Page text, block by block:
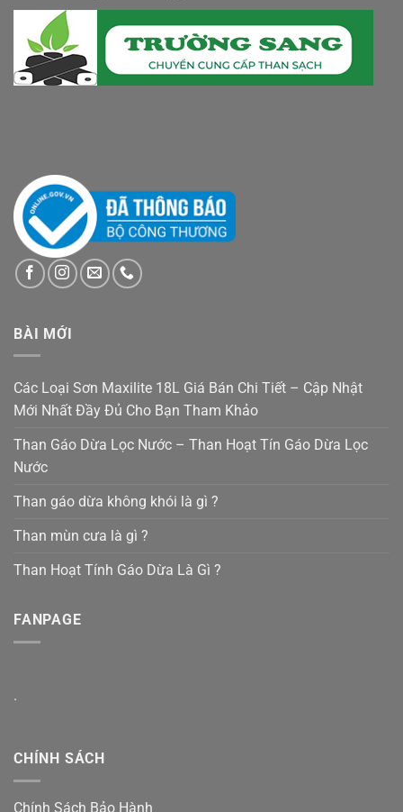
BÀI MỚI
Các Loại Sơn Maxilite 18L Giá Bán Chi Tiết – Cập Nhật
Mới Nhất Đầy Đủ Cho Bạn Tham Khảo
Than Gáo Dừa Lọc Nước – Than Hoạt Tín Gáo Dừa Lọc
Nước
Than gáo dừa không khói là gì ?
Than mùn cưa là gì ?
Than Hoạt Tính Gáo Dừa Là Gì ?
FANPAGE
.
CHÍNH SÁCH
Chính Sách Bảo Hành